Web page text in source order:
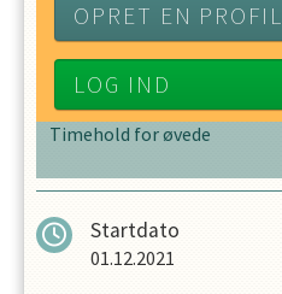
OPRET EN PROFIL
LOG IND
Timehold for øvede
Startdato
01.12.2021